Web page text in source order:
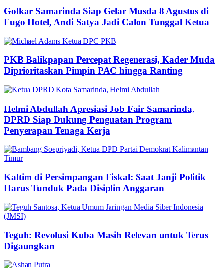
Golkar Samarinda Siap Gelar Musda 8 Agustus di
Fugo Hotel, Andi Satya Jadi Calon Tunggal Ketua
PKB Balikpapan Percepat Regenerasi, Kader Muda
Diprioritaskan Pimpin PAC hingga Ranting
Helmi Abdullah Apresiasi Job Fair Samarinda,
DPRD Siap Dukung Penguatan Program
Penyerapan Tenaga Kerja
Kaltim di Persimpangan Fiskal: Saat Janji Politik
Harus Tunduk Pada Disiplin Anggaran
Teguh: Revolusi Kuba Masih Relevan untuk Terus
Digaungkan